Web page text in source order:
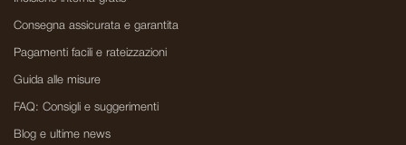
Consegna assicurata e garantita
Pagamenti facili e rateizzazioni
Guida alle misure
FAQ: Consigli e suggerimenti
Blog e ultime news